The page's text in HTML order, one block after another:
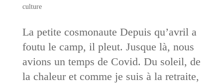
culture
La petite cosmonaute Depuis qu’avril a
foutu le camp, il pleut. Jusque là, nous
avions un temps de Covid. Du soleil, de
la chaleur et comme je suis à la retraite,